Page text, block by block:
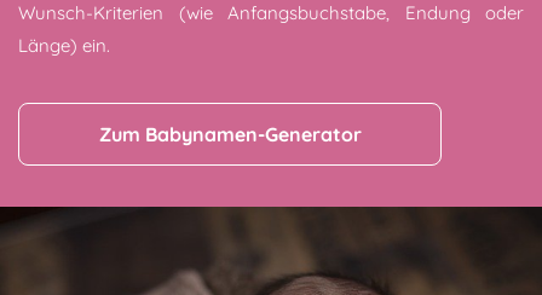
Wunsch-Kriterien (wie Anfangsbuchstabe, Endung oder
Länge) ein.
Zum Babynamen-Generator